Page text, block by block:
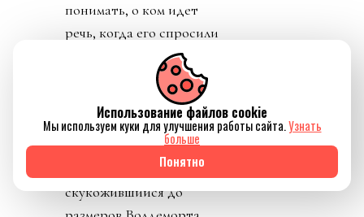
понимать, о ком идет
речь, когда его спросили
о лысом корешке.
Картинно вспомнив,
дон заявил, что не
разговаривал с
Инфантино. Лишенный
благословения патрона,
скукожившийся до
Использование файлов cookie
Мы используем куки для улучшения работы сайта.Узнать
больше
Понятно